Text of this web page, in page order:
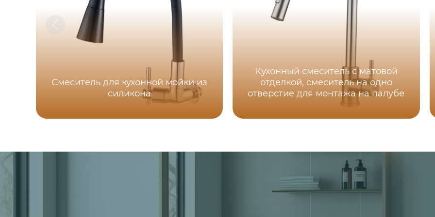
Смеситель для кухонной мойки из
силикона
Кухонный смеситель с матовой
отделкой, смеситель на одно
отверстие для монтажа на палубе